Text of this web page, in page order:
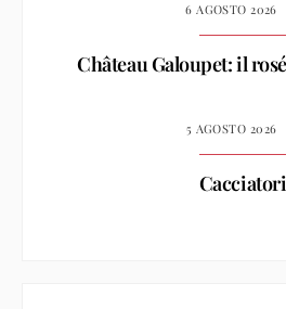
6 AGOSTO 2026
Château Galoupet: il
5 AGOSTO 2026
Cacciatori